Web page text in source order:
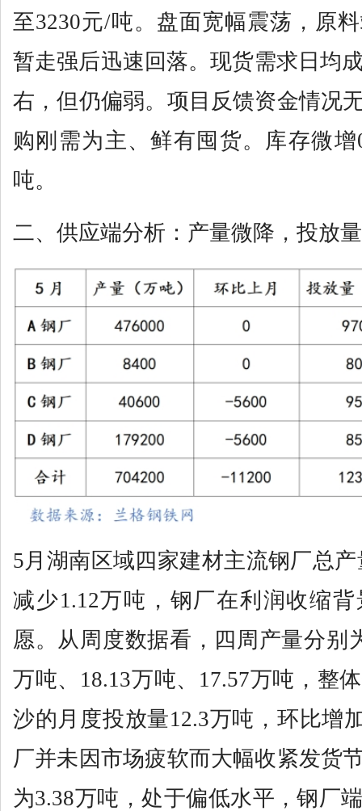
至3230元/吨。盘面宽幅震荡，原
暂走强后迅速回落。现货需求日均
右，但仍偏弱。项目反馈资金情况
购刚需为主、鲜有囤货。库存微增
吨。
二、供应端分析：产量微降，投放
5月湖南区域四家建材主流钢厂总
减少1.12万吨，钢厂在利润收缩
愿。从周度数据看，四周产量分别
万吨、18.13万吨、17.57万吨，整
沙的月度投放量12.3万吨，环比增
厂并未因市场疲软而大幅收紧发货
为3.38万吨，处于偏低水平，钢厂